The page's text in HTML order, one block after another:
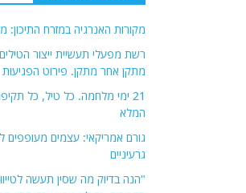
מקורות האנרגיה במזרח
רשת מפעלי תעשיית ייצור
מתקן אחר מתקן. פירוט הפגיעות
21 ימי מלחמה. כל טיל, כל
המלא
גורם אמריקאי: עצמים מעופפים
גרעיניים